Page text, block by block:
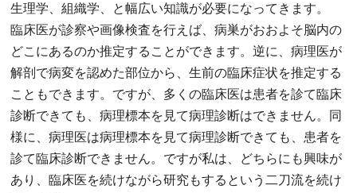
生理学、組織学、と幅広い知識が必要になってきます。
臨床医が診察や画像検査を行えば、病巣がおおよそ脳内の
どこにあるのか推定することができます。逆に、病理医が
解剖で病変を認めた部位から、生前の臨床症状を推定する
こともできます。ですが、多くの臨床医は患者を診て臨床
診断できても、病理標本を見て病理診断はできません。同
様に、病理医は病理標本を見て病理診断できても、患者を
診て臨床診断できません。ですが私は、どちらにも興味が
あり、臨床医を続けながら研究もするという二刀流を続け